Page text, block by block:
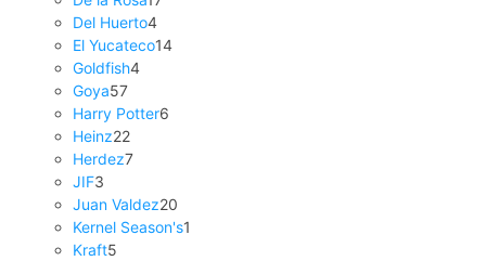
Del Huerto4
El Yucateco14
Goldfish4
Goya57
Harry Potter6
Heinz22
Herdez7
JIF3
Juan Valdez20
Kernel Season's1
Kraft5